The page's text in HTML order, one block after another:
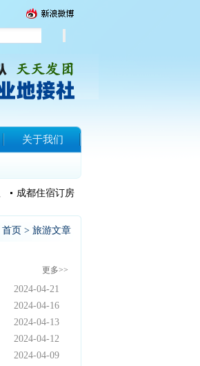
关于我们
成都住宿订房
首页 > 旅游文章
更多>>
2024-04-21
2024-04-16
2024-04-13
2024-04-12
2024-04-09